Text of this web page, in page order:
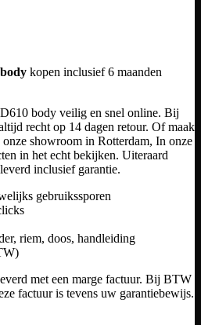
kopen inclusief 6 maanden
body veilig en snel online. Bij
recht op 14 dagen retour. Of maak
showroom in Rotterdam, In onze
in het echt bekijken. Uiteraard
inclusief garantie.
gebruikssporen
riem, doos, handleiding
met een marge factuur. Bij BTW
factuur is tevens uw garantiebewijs.